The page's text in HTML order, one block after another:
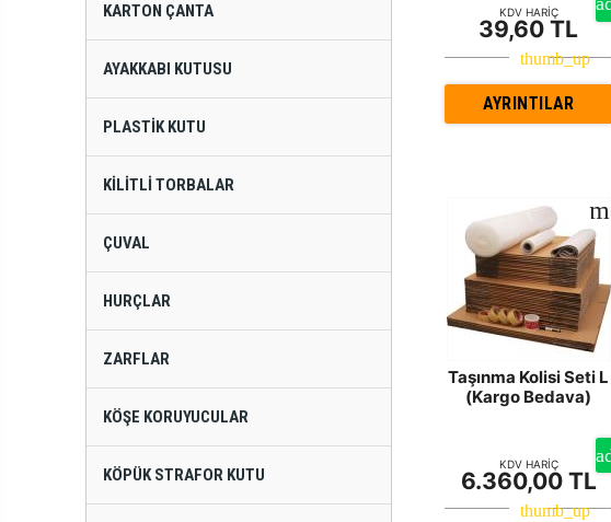
KARTON ÇANTA
AYAKKABI KUTUSU
PLASTIK KUTU
KILITLI TORBALAR
ÇUVAL
HURÇLAR
ZARFLAR
KÖŞE KORUYUCULAR
KÖPÜK STRAFOR KUTU
KDV HARİÇ
39,60 TL
AYRINTILAR
Taşınma Kolisi Seti L
(Kargo Bedava)
KDV HARİÇ
6.360,00 TL